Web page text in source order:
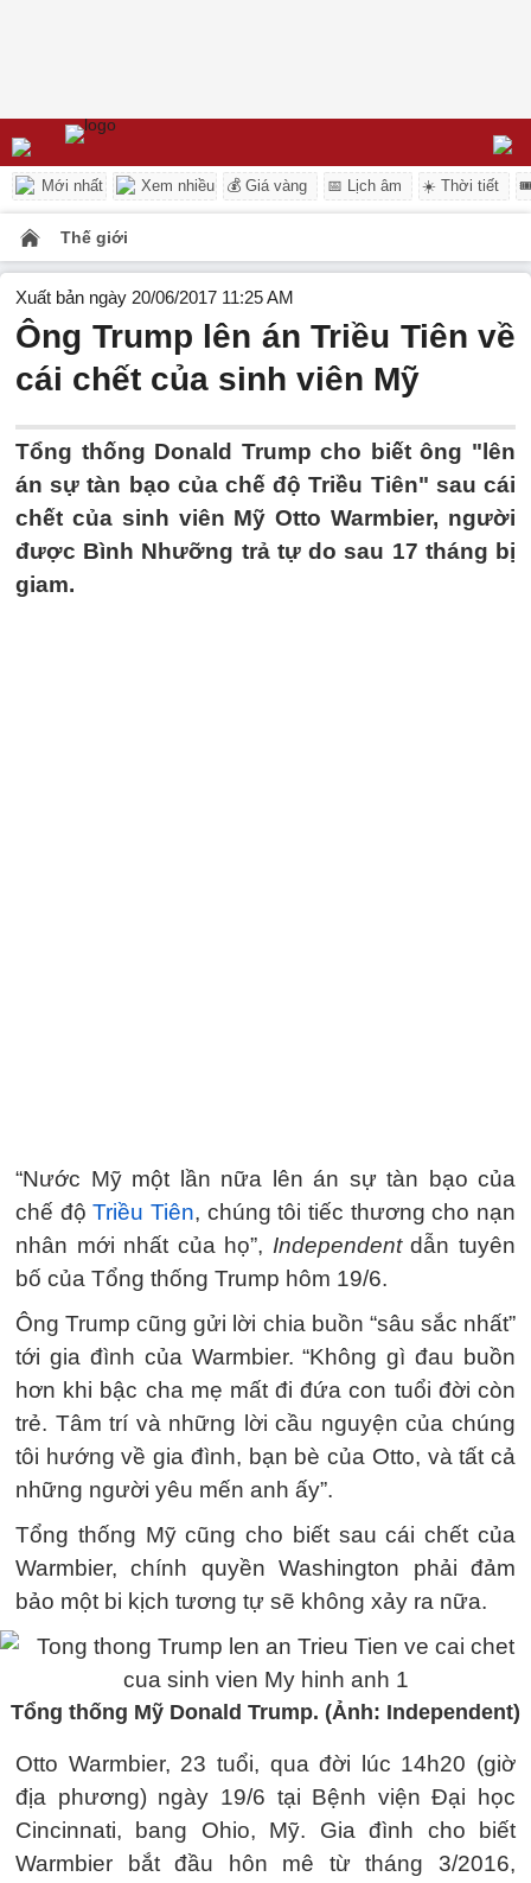
Mới nhất Xem nhiều 💰 Giá vàng 📅 Lịch âm ☀️ Thời tiết
Thế giới
Xuất bản ngày 20/06/2017 11:25 AM
Ông Trump lên án Triều Tiên về
cái chết của sinh viên Mỹ
Tổng thống Donald Trump cho biết ông "lên
án sự tàn bạo của chế độ Triều Tiên" sau cái
chết của sinh viên Mỹ Otto Warmbier, người
được Bình Nhưỡng trả tự do sau 17 tháng bị
giam.
“Nước Mỹ một lần nữa lên án sự tàn bạo của
chế độTriều Tiên, chúng tôi tiếc thương cho nạn
nhân mới nhất của họ”, Independentdẫn tuyên
bố của Tổng thống Trump hôm 19/6.
Ông Trump cũng gửi lời chia buồn “sâu sắc nhất”
tới gia đình của Warmbier. “Không gì đau buồn
hơn khi bậc cha mẹ mất đi đứa con tuổi đời còn
trẻ. Tâm trí và những lời cầu nguyện của chúng
tôi hướng về gia đình, bạn bè của Otto, và tất cả
những người yêu mến anh ấy”.
Tổng thống Mỹ cũng cho biết sau cái chết của
Warmbier, chính quyền Washington phải đảm
bảo một bi kịch tương tự sẽ không xảy ra nữa.
Tổng thống Mỹ Donald Trump. (Ảnh: Independent)
Otto Warmbier, 23 tuổi, qua đời lúc 14h20 (giờ
địa phương) ngày 19/6 tại Bệnh viện Đại học
Cincinnati, bang Ohio, Mỹ. Gia đình cho biết
Warmbier bắt đầu hôn mê từ tháng 3/2016,